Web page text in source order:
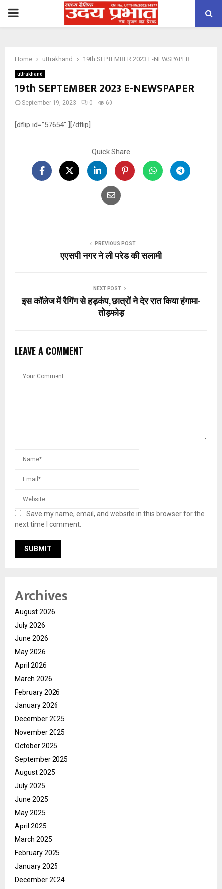
PRIMARY
Home uttrakhand 19th SEPTEMBER 2023 E-NEWSPAPER
uttrakhand
19th SEPTEMBER 2023 E-NEWSPAPER
September 19, 2023 0 60
[dflip id=”57654″ ][/dflip]
Quick Share
PREVIOUS POST
एएसपी नगर ने ली परेड की सलामी
NEXT POST
इस कॉलेज में रैगिंग से हड़कंप, छात्रों ने देर रात किया हंगामा-
तोड़फोड़
LEAVE A COMMENT
Save my name, email, and website in this browser for the
next time I comment.
Archives
August 2026
July 2026
June 2026
May 2026
April 2026
March 2026
February 2026
January 2026
December 2025
November 2025
October 2025
September 2025
August 2025
July 2025
June 2025
May 2025
April 2025
March 2025
February 2025
January 2025
December 2024